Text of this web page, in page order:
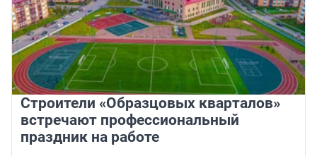
Строители «Образцовых кварталов»
встречают профессиональный
праздник на работе